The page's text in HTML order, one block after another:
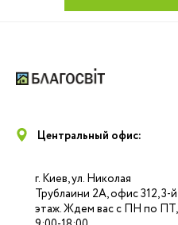
Центральный офис:
г. Киев, ул. Николая
Трублаини 2А, офис 312, 3-й
этаж. Ждем вас с ПН по ПТ,